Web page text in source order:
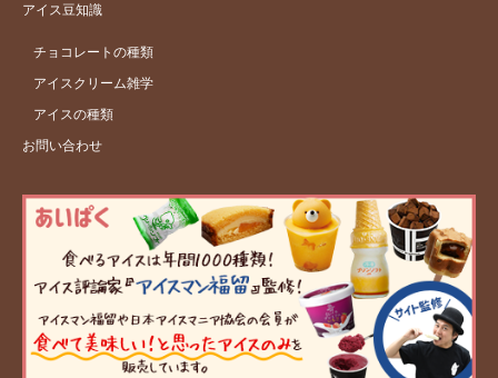
アイス豆知識
チョコレートの種類
アイスクリーム雑学
アイスの種類
お問い合わせ